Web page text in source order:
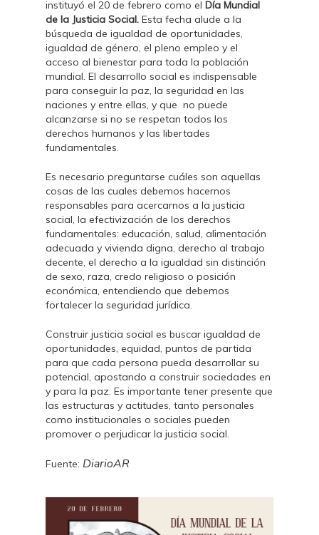
instituyó el 20 de febrero como el Día Mundial
de la Justicia Social. Esta fecha alude a la
búsqueda de igualdad de oportunidades,
igualdad de género, el pleno empleo y el
acceso al bienestar para toda la población
mundial. El desarrollo social es indispensable
para conseguir la paz, la seguridad en las
naciones y entre ellas, y que no puede
alcanzarse si no se respetan todos los
derechos humanos y las libertades
fundamentales.
Es necesario preguntarse cuáles son aquellas
cosas de las cuales debemos hacernos
responsables para acercarnos a la justicia
social, la efectivización de los derechos
fundamentales: educación, salud, alimentación
adecuada y vivienda digna, derecho al trabajo
decente, el derecho a la igualdad sin distinción
de sexo, raza, credo religioso o posición
económica, entendiendo que debemos
fortalecer la seguridad jurídica.
Construir justicia social es buscar igualdad de
oportunidades, equidad, puntos de partida
para que cada persona pueda desarrollar su
potencial, apostando a construir sociedades en
y para la paz. Es importante tener presente que
las estructuras y actitudes, tanto personales
como institucionales o sociales pueden
promover o perjudicar la justicia social.
Fuente: DiarioAR